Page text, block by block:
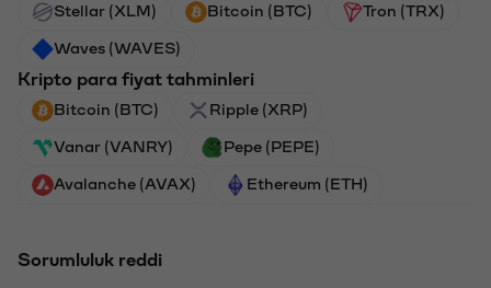
Stellar (XLM) Bitcoin (BTC) Tron (TRX)
Waves (WAVES)
Kripto para fiyat tahminleri
Bitcoin (BTC) Ripple (XRP)
Vanar (VANRY) Pepe (PEPE)
Avalanche (AVAX) Ethereum (ETH)
Sorumluluk reddi